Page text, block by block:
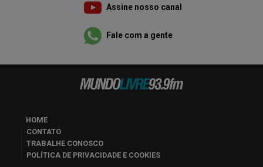
Assine nosso canal
Fale com a gente
HOME
CONTATO
TRABALHE CONOSCO
POLÍTICA DE PRIVACIDADE E COOKIES